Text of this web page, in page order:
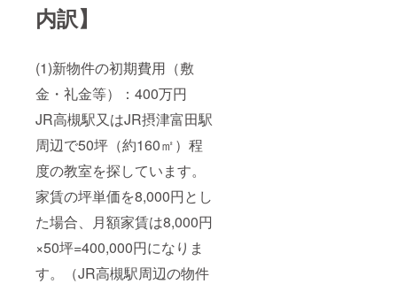
内訳】
(1)新物件の初期費用（敷
金・礼金等）：400万円
JR高槻駅又はJR摂津富田駅
周辺で50坪（約160㎡）程
度の教室を探しています。
家賃の坪単価を8,000円とし
た場合、月額家賃は8,000円
×50坪=400,000円になりま
す。（JR高槻駅周辺の物件